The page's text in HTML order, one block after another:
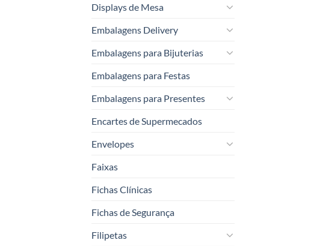
Displays de Mesa
Embalagens Delivery
Embalagens para Bijuterias
Embalagens para Festas
Embalagens para Presentes
Encartes de Supermecados
Envelopes
Faixas
Fichas Clínicas
Fichas de Segurança
Filipetas